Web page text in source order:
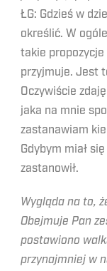
ŁG: Gdzieś w
określić. W
takie propozycje
przyjmuje. Jest
Oczywiście
jaka na mnie
zastanawiam
Gdybym miał
zastanowił.
Wygląda na to,
Obejmuje Pan
postawiono
przynajmniej w